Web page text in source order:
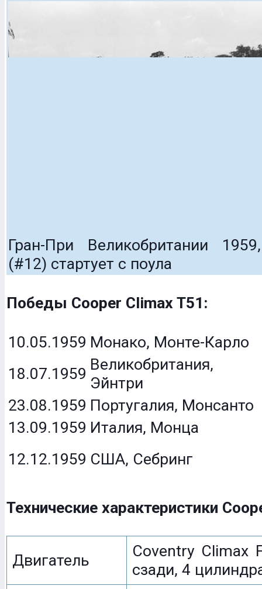
Гран-При Великобритании
(#12) стартует с поула
Победы Cooper Climax T51:
10.05.1959 Монако, Монте-Карло
18.07.1959 Великобритания,
Эйнтри
23.08.1959 Португалия, Монсанто
13.09.1959 Италия, Монца
12.12.1959 США, Себринг
Технические характеристики
Двигатель
Coventry Climax
сзади, 4